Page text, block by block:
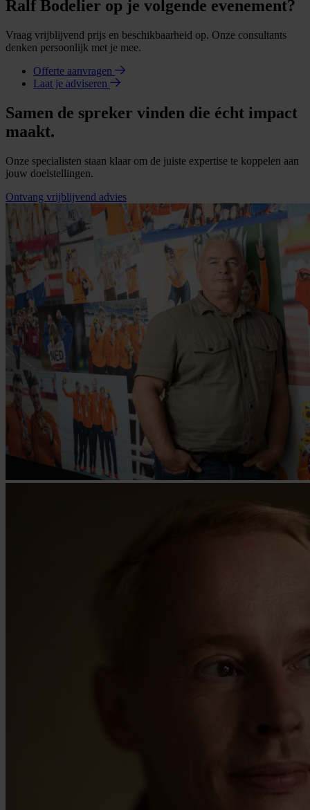
Ralf Bodelier op je volgende evenement?
Vraag vrijblijvend prijs en beschikbaarheid op. Onze consultants
denken persoonlijk met je mee.
Offerte aanvragen
Laat je adviseren
Samen de spreker vinden die écht impact
maakt.
Onze specialisten staan klaar om de juiste expertise te koppelen aan
jouw doelstellingen.
Ontvang vrijblijvend advies